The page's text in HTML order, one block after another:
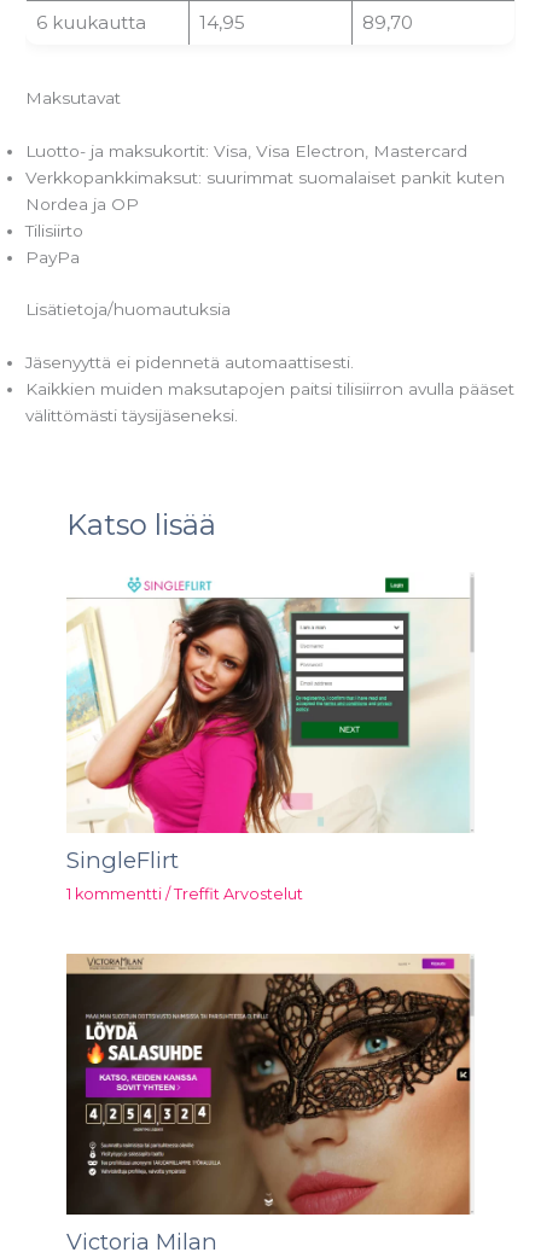
6 kuukautta
14,95 89,70
Maksutavat
Luotto- ja maksukortit: Visa, Visa Electron, Mastercard
Verkkopankkimaksut: suurimmat suomalaiset pankit kuten
Nordea ja OP
Tilisiirto
PayPa
Lisätietoja/huomautuksia
Jäsenyyttä ei pidennetä automaattisesti.
Kaikkien muiden maksutapojen paitsi tilisiirron avulla pääset
välittömästi täysijäseneksi.
Katso lisää
SingleFlirt
1 kommentti /Treffit Arvostelut
Victoria Milan